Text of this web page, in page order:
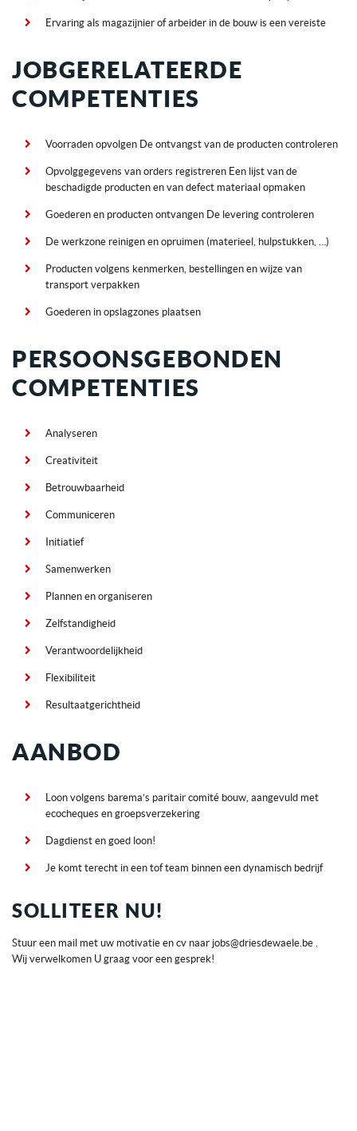
Ervaring als magazijnier of arbeider in de bouw is een vereiste
JOBGERELATEERDE
COMPETENTIES
Voorraden opvolgen De ontvangst van de producten controleren
Opvolggegevens van orders registreren Een lijst van de
beschadigde producten en van defect materiaal opmaken
Goederen en producten ontvangen De levering controleren
De werkzone reinigen en opruimen (materieel, hulpstukken, …)
Producten volgens kenmerken, bestellingen en wijze van
transport verpakken
Goederen in opslagzones plaatsen
PERSOONSGEBONDEN
COMPETENTIES
Analyseren
Creativiteit
Betrouwbaarheid
Communiceren
Initiatief
Samenwerken
Plannen en organiseren
Zelfstandigheid
Verantwoordelijkheid
Flexibiliteit
Resultaatgerichtheid
AANBOD
Loon volgens barema’s paritair comité bouw, aangevuld met
ecocheques en groepsverzekering
Dagdienst en goed loon!
Je komt terecht in een tof team binnen een dynamisch bedrijf
SOLLITEER NU!
Stuur een mail met uw motivatie en cv naar jobs@driesdewaele.be .
Wij verwelkomen U graag voor een gesprek!